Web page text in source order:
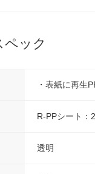
ペック
・表紙に再生
R-PPシート：
透明